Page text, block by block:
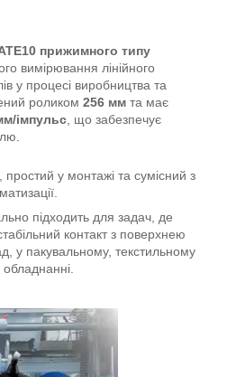
прижимного типу
вимірювання лінійного
у процесі виробництва та
роликом 256 мм та має
імпульс, що забезпечує
простий у монтажі та сумісний з
підходить для задач, де
контакт з поверхнею
у пакувальному, текстильному